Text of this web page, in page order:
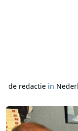
de redactiein
Lees meer over